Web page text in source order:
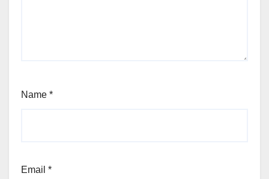
Name *
Email *